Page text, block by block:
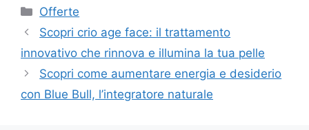
Categorie
Offerte
Scopri crio age face: il trattamento
innovativo che rinnova e illumina la tua pelle
Scopri come aumentare energia e desiderio
con Blue Bull, l’integratore naturale